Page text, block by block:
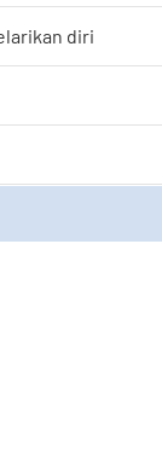
diri